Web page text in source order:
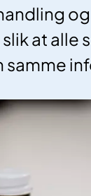
at alle